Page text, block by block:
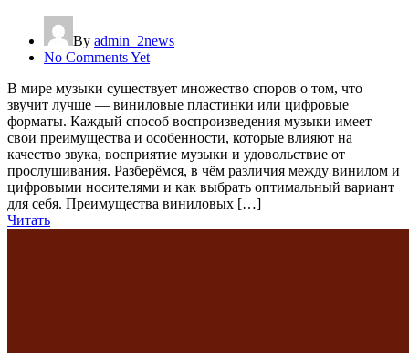
By admin_2news
No Comments Yet
В мире музыки существует множество споров о том, что
звучит лучше — виниловые пластинки или цифровые
форматы. Каждый способ воспроизведения музыки имеет
свои преимущества и особенности, которые влияют на
качество звука, восприятие музыки и удовольствие от
прослушивания. Разберёмся, в чём различия между винилом и
цифровыми носителями и как выбрать оптимальный вариант
для себя. Преимущества виниловых […]
Читать